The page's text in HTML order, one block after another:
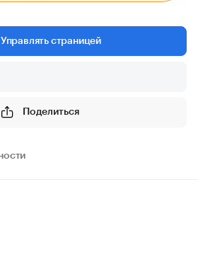
Управлять страницей
Поделиться